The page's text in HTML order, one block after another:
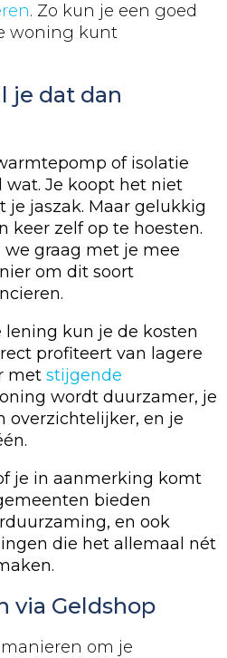
. Zo kun je een goed
woning kunt
je dat dan
of isolatie
Je koopt het niet
jaszak. Maar gelukkig
keer zelf op te hoesten.
graag met je mee
om dit soort
kun je de kosten
profiteert van lagere
met stijgende
wordt duurzamer, je
overzichtelijker, en je
je in aanmerking komt
bieden
en ook
die het allemaal nét
via Geldshop
om je